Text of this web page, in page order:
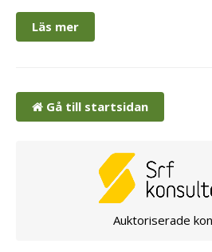
Läs mer
Gå till startsidan
Auktoriserade